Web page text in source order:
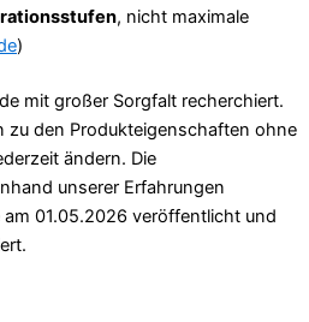
, nicht maximale
)
mit großer Sorgfalt recherchiert.
zu den Produkteigenschaften ohne
ändern. Die
unserer Erfahrungen
01.05.2026 veröffentlicht und